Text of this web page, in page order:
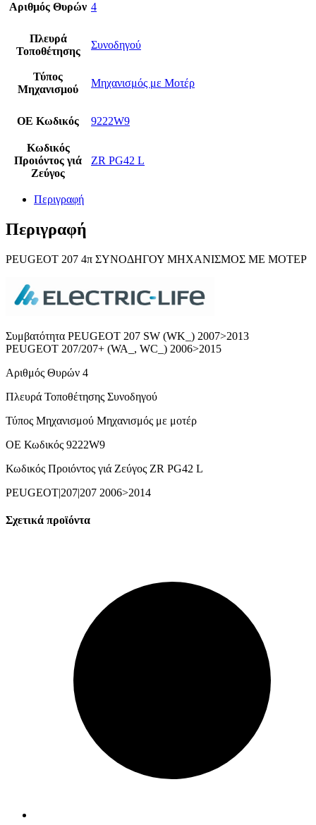
Αριθμός Θυρών 4
Πλευρά
Τοποθέτησης
Συνοδηγού
Τύπος
Μηχανισμού
Μηχανισμός με Μοτέρ
ΟΕ Κωδικός 9222W9
Κωδικός
Προιόντος γιά
Ζεύγος
ZR PG42 L
Περιγραφή
Περιγραφή
PEUGEOT 207 4π ΣΥΝΟΔΗΓΟΥ ΜΗΧANIΣΜΟΣ ΜΕ ΜΟΤΕΡ
Συμβατότητα PEUGEOT 207 SW (WK_) 2007>2013
PEUGEOT 207/207+ (WA_, WC_) 2006>2015
Αριθμός Θυρών 4
Πλευρά Τοποθέτησης Συνοδηγού
Τύπος Μηχανισμού Mηχανισμός με μοτέρ
ΟΕ Κωδικός 9222W9
Κωδικός Προιόντος γιά Ζεύγος ZR PG42 L
PEUGEOT|207|207 2006>2014
Σχετικά προϊόντα